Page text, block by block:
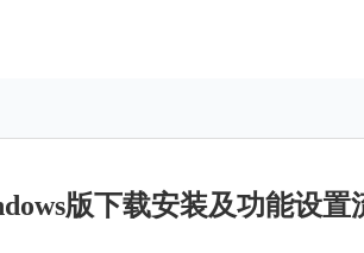
版下载安装及功能设置